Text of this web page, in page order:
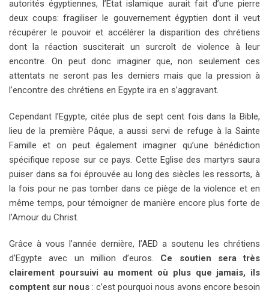
autorités égyptiennes, l’Etat islamique aurait fait d’une pierre
deux coups: fragiliser le gouvernement égyptien dont il veut
récupérer le pouvoir et accélérer la disparition des chrétiens
dont la réaction susciterait un surcroît de violence à leur
encontre. On peut donc imaginer que, non seulement ces
attentats ne seront pas les derniers mais que la pression à
l’encontre des chrétiens en Egypte ira en s’aggravant.
Cependant l’Egypte, citée plus de sept cent fois dans la Bible,
lieu de la première Pâque, a aussi servi de refuge à la Sainte
Famille et on peut également imaginer qu’une bénédiction
spécifique repose sur ce pays. Cette Eglise des martyrs saura
puiser dans sa foi éprouvée au long des siècles les ressorts, à
la fois pour ne pas tomber dans ce piège de la violence et en
même temps, pour témoigner de manière encore plus forte de
l’Amour du Christ.
Grâce à vous l’année dernière, l’AED a soutenu les chrétiens
d’Egypte avec un million d’euros. Ce soutien sera très
clairement poursuivi au moment où plus que jamais, ils
comptent sur nous : c’est pourquoi nous avons encore besoin